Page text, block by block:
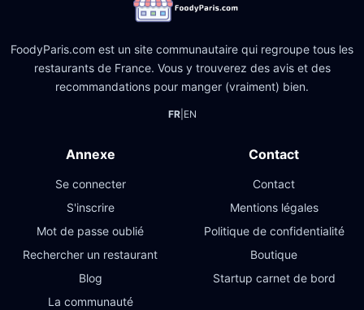
FoodyParis.com est un site communautaire qui regroupe tous les
restaurants de France. Vous y trouverez des avis et des
recommandations pour manger (vraiment) bien.
FR| EN
Annexe
Se connecter
S'inscrire
Mot de passe oublié
Rechercher un restaurant
Blog
La communauté
Contact
Contact
Mentions légales
Politique de confidentialité
Boutique
Startup carnet de bord